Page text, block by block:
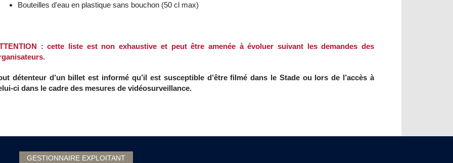
Bouteilles d'eau en plastique sans bouchon (50 cl max)
: cette liste est non exhaustive et peut être amenée à évoluer suivant les demandes des
détenteur d’un billet est informé qu’il est susceptible d’être filmé dans le Stade ou lors de l’accès à
ci dans le cadre des mesures de vidéosurveillance.
GESTIONNAIRE EXPLOITANT